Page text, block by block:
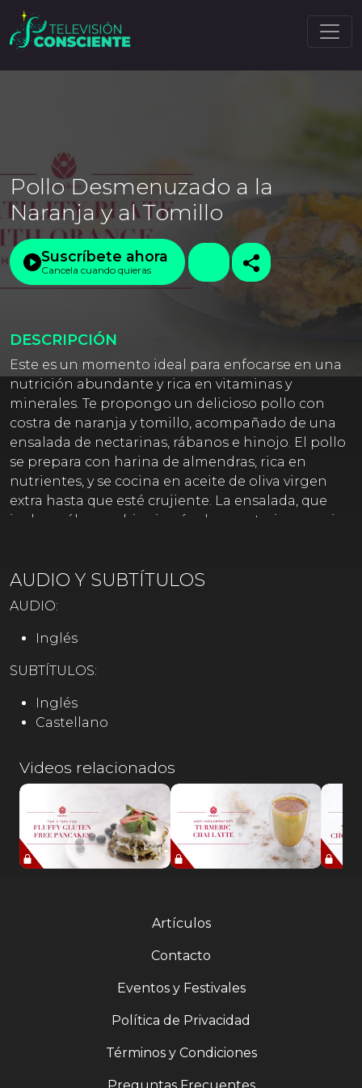
Pollo Desmenuzado a la
Naranja y al Tomillo
Suscríbete ahora
Cancela cuando quieras
DESCRIPCIÓN
Este es un momento ideal para enfocarse en una
nutrición abundante y rica en vitaminas y
minerales. Te propongo un delicioso pollo con
costra de naranja y tomillo, acompañado de una
ensalada de nectarinas, rábanos e hinojo. El pollo
se prepara con harina de almendras, rica en
nutrientes, y se cocina en aceite de oliva virgen
extra hasta que esté crujiente. La ensalada, que
incluye rábanos, hinojo, rúcula y nectarinas, es rica
ralladura de naranja con verjus y vinagre de
manzana, creando una vinagreta dulce y ligera.
nutritiva, al reducir el azúcar y añadir ingredientes
AUDIO Y SUBTÍTULOS
AUDIO:
Inglés
SUBTÍTULOS:
Inglés
Castellano
Videos relacionados
Artículos
Contacto
Eventos y Festivales
Política de Privacidad
Términos y Condiciones